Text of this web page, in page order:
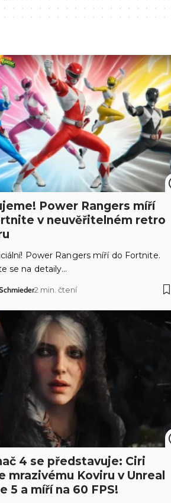
Power Rangers míří
v neuvěřitelném retro
Power Rangers míří do Fortnite.
se na detaily…
2 min. čtení
4 se představuje: Ciri
mrazivému Koviru v Unreal
5 a míří na 60 FPS!